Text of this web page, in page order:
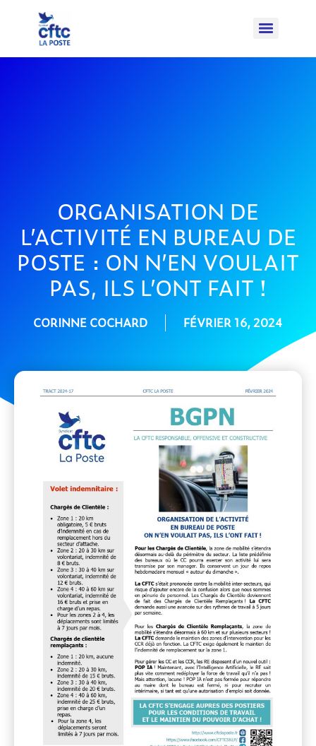
ORGANISATION DE
L’ACTIVITÉ EN BUREAU DE
POSTE : ON N’EN VOULAIT
PAS, ILS L’ONT FAIT !
CORINNE COCHARD FÉVRIER 16, 2024